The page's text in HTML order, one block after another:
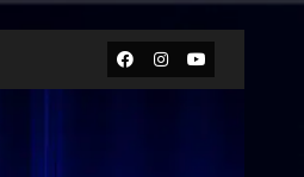
Facebook
Instagram
Youtube